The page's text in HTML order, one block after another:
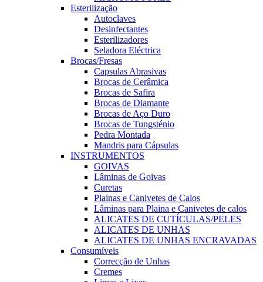
Esterilização
Autoclaves
Desinfectantes
Esterilizadores
Seladora Eléctrica
Brocas/Fresas
Capsulas Abrasivas
Brocas de Cerâmica
Brocas de Safira
Brocas de Diamante
Brocas de Aço Duro
Brocas de Tungsténio
Pedra Montada
Mandris para Cápsulas
INSTRUMENTOS
GOIVAS
Lâminas de Goivas
Curetas
Plainas e Canivetes de Calos
Lâminas para Plaina e Canivetes de calos
ALICATES DE CUTÍCULAS/PELES
ALICATES DE UNHAS
ALICATES DE UNHAS ENCRAVADAS
Consumíveis
Correcção de Unhas
Cremes